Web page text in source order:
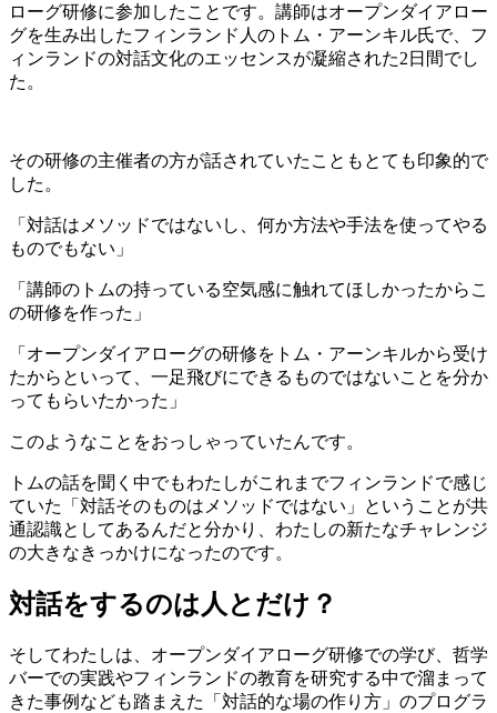
ローグ研修に参加したことです。講師はオープンダイアロー
グを生み出したフィンランド人のトム・アーンキル氏で、フ
ィンランドの対話文化のエッセンスが凝縮された2日間でし
た。
その研修の主催者の方が話されていたこともとても印象的で
した。
「対話はメソッドではないし、何か方法や手法を使ってやる
ものでもない」
「講師のトムの持っている空気感に触れてほしかったからこ
の研修を作った」
「オープンダイアローグの研修をトム・アーンキルから受け
たからといって、一足飛びにできるものではないことを分か
ってもらいたかった」
このようなことをおっしゃっていたんです。
トムの話を聞く中でもわたしがこれまでフィンランドで感じ
ていた「対話そのものはメソッドではない」ということが共
通認識としてあるんだと分かり、わたしの新たなチャレンジ
の大きなきっかけになったのです。
対話をするのは人とだけ？
そしてわたしは、オープンダイアローグ研修での学び、哲学
バーでの実践やフィンランドの教育を研究する中で溜まって
きた事例なども踏まえた「対話的な場の作り方」のプログラ